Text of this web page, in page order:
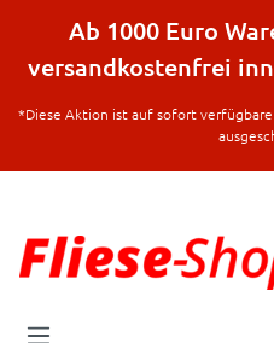
springen
Ab 1000 Euro
versandkostenfrei
*Diese Aktion ist auf sofort